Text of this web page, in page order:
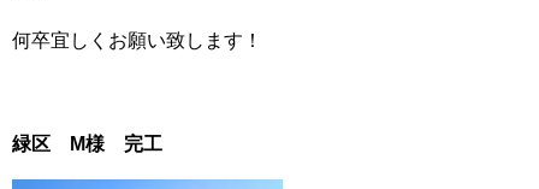
何卒宜しくお願い致します！
緑区 M様 完工